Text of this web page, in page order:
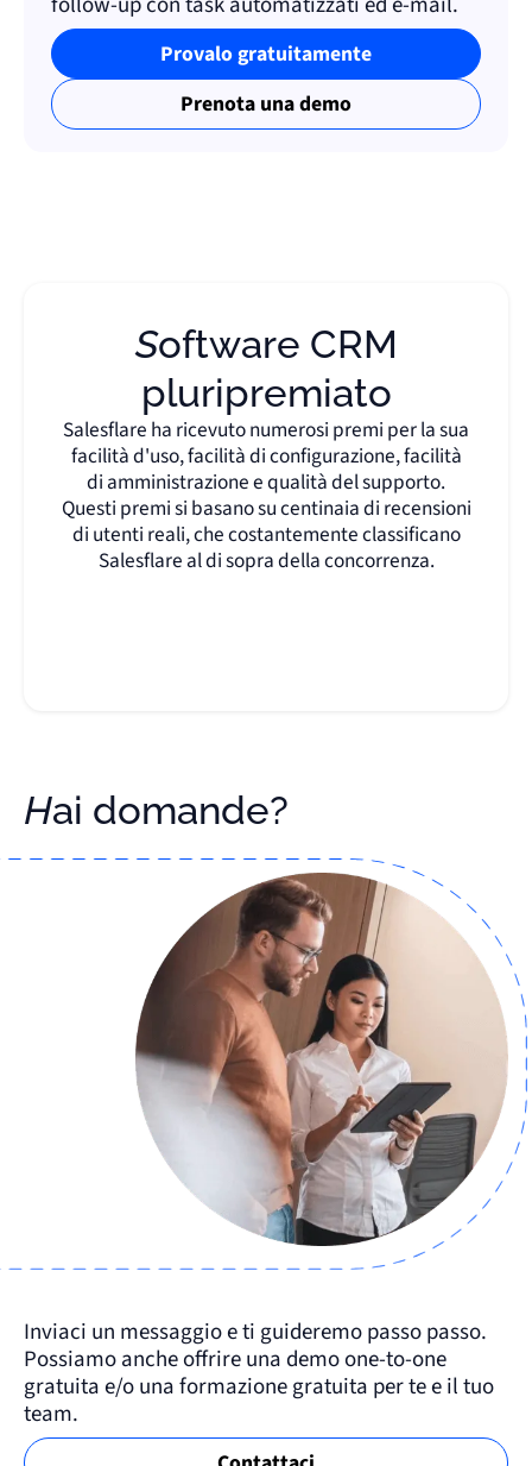
Provalo gratuitamente
Prenota una demo
Software CRM
pluripremiato
Salesflare ha ricevuto numerosi premi per la sua
facilità d'uso, facilità di configurazione, facilità
di amministrazione e qualità del supporto.
Questi premi si basano su centinaia di recensioni
di utenti reali, che costantemente classificano
Salesflare al di sopra della concorrenza.
Hai domande?
Inviaci un messaggio e ti guideremo passo passo.
Possiamo anche offrire una demo one-to-one
gratuita e/o una formazione gratuita per te e il tuo
team.